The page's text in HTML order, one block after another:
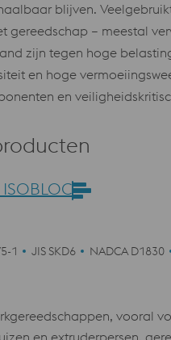
blijven.
gereedschap – meestal
zijn tegen hoge
en hoge
en
1 JIS SKD6 NADCA D1830
vooral
en extruderpersen,